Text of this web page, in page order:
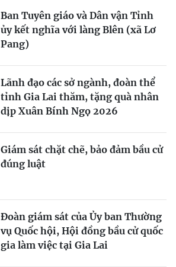
Ban Tuyên giáo và Dân vận Tỉnh
ủy kết nghĩa với làng Blên (xã Lơ
Pang)
Lãnh đạo các sở ngành, đoàn thể
tỉnh Gia Lai thăm, tặng quà nhân
dịp Xuân Bính Ngọ 2026
Giám sát chặt chẽ, bảo đảm bầu cử
đúng luật
Đoàn giám sát của Ủy ban Thường
vụ Quốc hội, Hội đồng bầu cử quốc
gia làm việc tại Gia Lai